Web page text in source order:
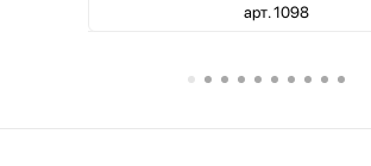
арт. 1098